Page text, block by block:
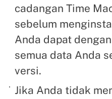
cadangan Time
sebelum
Anda dapat
semua data Anda
versi.
Jika Anda tidak